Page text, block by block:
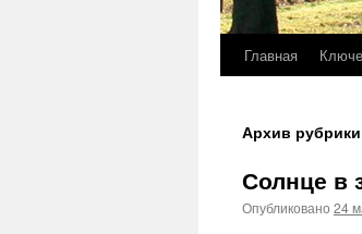
Перейти
содержимому
Главная
Архив
Солнце в
Опубликовано 24